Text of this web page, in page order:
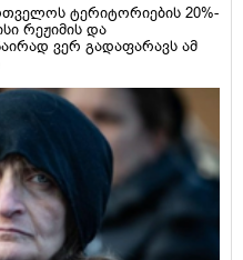
ტერიტორიების 20%-
რეჟიმის და
ვერ გადაფარავს ამ